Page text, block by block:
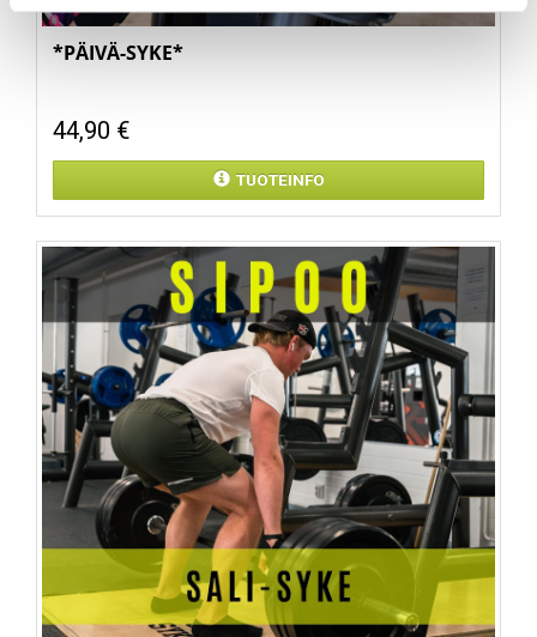
*PÄIVÄ-SYKE*
44,90 €
TUOTEINFO